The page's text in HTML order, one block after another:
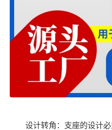
设计转角：支座的设计